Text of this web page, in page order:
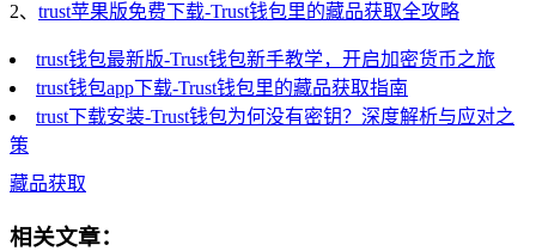
2、 trust苹果版免费下载-Trust钱包里的藏品获取全攻略
trust钱包最新版-Trust钱包新手教学，开启加密货币之旅
trust钱包app下载-Trust钱包里的藏品获取指南
trust下载安装-Trust钱包为何没有密钥？深度解析与应对之
策
藏品获取
相关文章：